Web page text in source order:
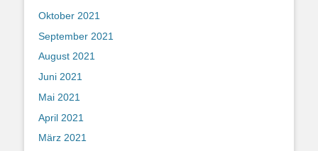
Oktober 2021
September 2021
August 2021
Juni 2021
Mai 2021
April 2021
März 2021